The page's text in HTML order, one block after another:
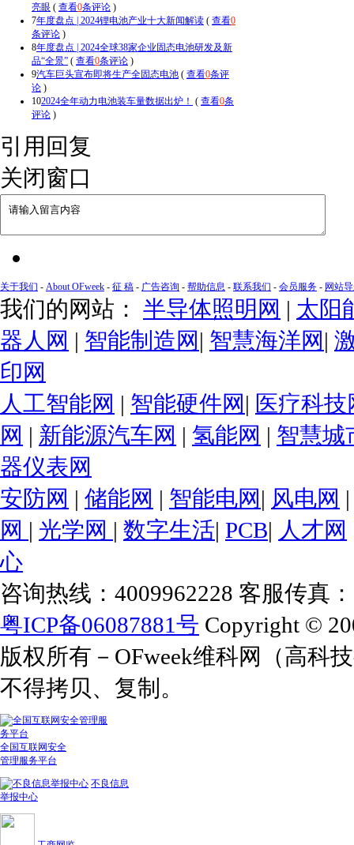
亮眼 ( 查看0条评论 )
7年度盘点 | 2024锂电池产业十大新闻解读 ( 查看0
条评论 )
8年度盘点 | 2024全球38家企业固态电池研发及新
品“全景” ( 查看0条评论 )
9汽车巨头宣布即将生产全固态电池 ( 查看0条评
论 )
102024全年动力电池装车量数据出炉！ ( 查看0条
评论 )
引用回复
关闭窗口
关于我们 - About OFweek - 征 稿 - 广告咨询 - 帮助信息 - 联系我们 - 会员服务 - 网站
我们的网站： 半导体照明网 | 太阳
器人网 | 智能制造网 | 智慧海洋网 |
印网
人工智能网 | 智能硬件网 | 医疗科技
网 | 新能源汽车网 | 氢能网 | 智慧城
器仪表网
安防网 | 储能网 | 智能电网 | 风电网
网 | 光学网 | 数字生活| PCB| 人才网
心
咨询热线：4009962228 客服传真
粤ICP备06087881号 Copyright ©
版权所有－OFweek维科网（高科
不得拷贝、复制。
全国互联网安全
管理服务平台
不良信息
举报中心